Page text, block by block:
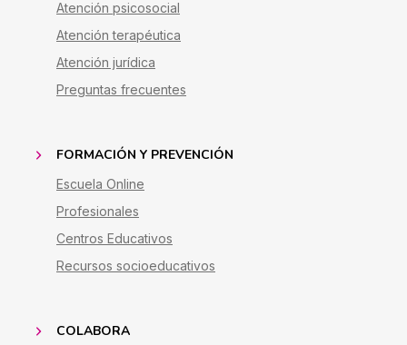
Atención psicosocial
Atención terapéutica
Atención jurídica
Preguntas frecuentes
FORMACIÓN Y PREVENCIÓN
Escuela Online
Profesionales
Centros Educativos
Recursos socioeducativos
COLABORA